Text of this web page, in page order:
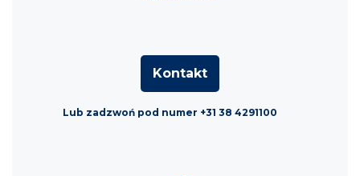
Kontakt
Lub zadzwoń pod numer +31 38 4291100